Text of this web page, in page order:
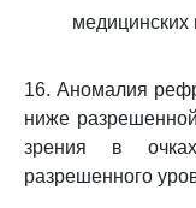
медицинских
16. Аномалия
ниже
зрения в
разрешенного